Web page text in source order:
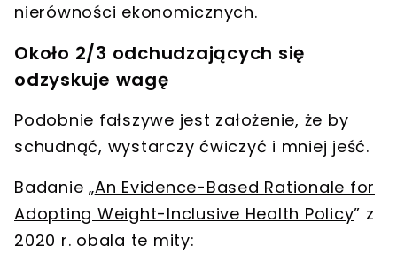
nierówności ekonomicznych.
Około 2/3 odchudzających się
odzyskuje wagę
Podobnie fałszywe jest założenie, że by
schudnąć, wystarczy ćwiczyć i mniej jeść.
Badanie „An Evidence-Based Rationale for
Adopting Weight-Inclusive Health Policy” z
2020 r. obala te mity: